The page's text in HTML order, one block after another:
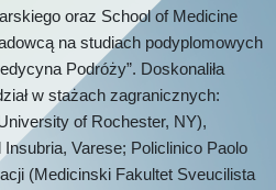
oraz School of Medicine
na studiach podyplomowych
Podróży”. Doskonaliła
w stażach zagranicznych:
of Rochester, NY),
Varese; Policlinico Paolo
(Medicinski Fakultet Sveucilista